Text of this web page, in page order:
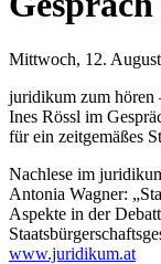
Mittwoch, 12.
juridikum zum hören
Ines Rössl im
für ein zeitgemäßes
Nachlese im
Antonia Wagner:
Aspekte in der
www.juridikum.at